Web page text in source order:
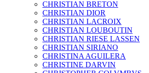
CHRISTIAN BRETON
CHRISTIAN DIOR
CHRISTIAN LACROIX
CHRISTIAN LOUBOUTIN
CHRISTIAN RIESE LASSEN
CHRISTIAN SIRIANO
CHRISTINA AGUILERA
CHRISTINE DARVIN